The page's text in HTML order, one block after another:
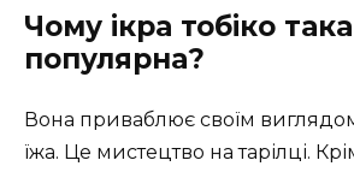
Чому ікра тобіко така
популярна?
Вона приваблює своїм
їжа. Це мистецтво на тарілці.